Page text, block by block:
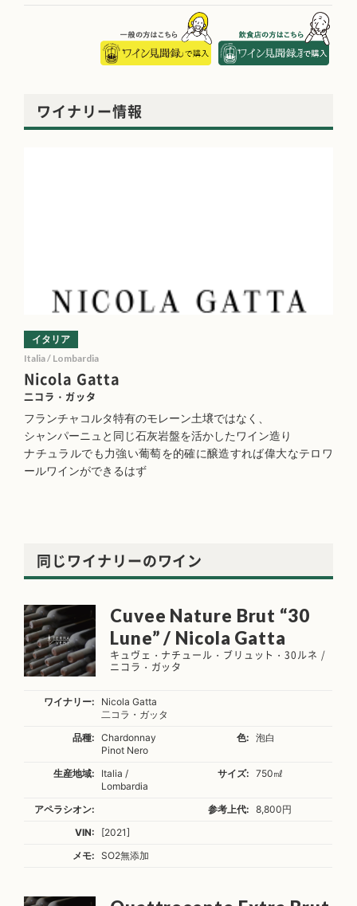
ワイナリー情報
Nicola Gatta
二コラ・ガッタ
イタリア
Italia / Lombardia
フランチャコルタ特有のモレーン土壌ではなく、
シャンパーニュと同じ石灰岩盤を活かしたワイン造り
ナチュラルでも力強い葡萄を的確に醸造すれば偉大なテロワ
ールワインができるはず
同じワイナリーのワイン
Cuvee Nature Brut “30
Lune” / Nicola Gatta
キュヴェ・ナチュール・ブリュット・30ルネ /
ニコラ・ガッタ
ワイナリー:
Nicola Gatta
二コラ・ガッタ
品種:
Chardonnay
Pinot Nero
色: 泡白
生産地域:
Italia /
Lombardia
サイズ: 750㎖
アペラシオン: 参考上代:
8,800円
VIN:
[2021]
メモ:
SO2無添加